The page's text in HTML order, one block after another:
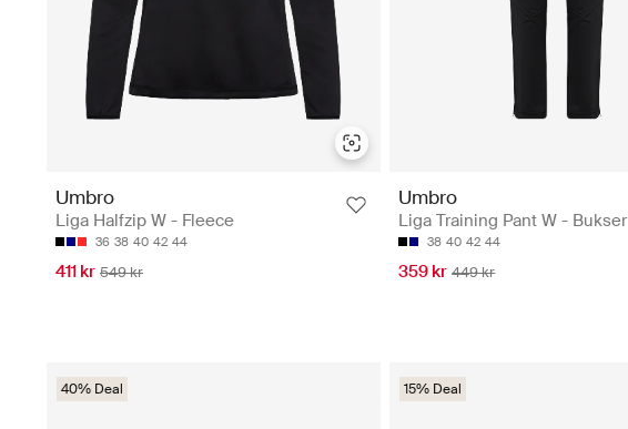
Umbro
Liga Halfzip W - Fleece
36 38 40 42 44
411 kr 549 kr
Umbro
Liga Training Pant W - Bukser
38 40 42 44
359 kr 449 kr
40% Deal 15% Deal